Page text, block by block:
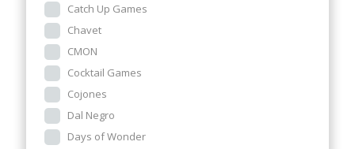
Catch Up Games
Chavet
CMON
Cocktail Games
Cojones
Dal Negro
Days of Wonder